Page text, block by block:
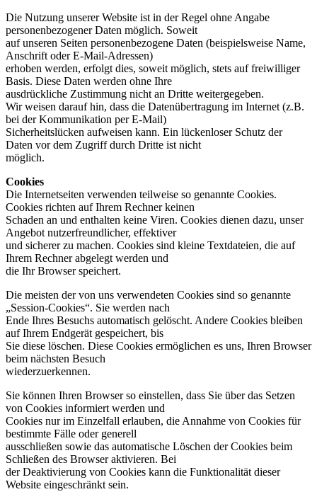
Die Nutzung unserer Website ist in der Regel ohne Angabe
personenbezogener Daten möglich. Soweit
auf unseren Seiten personenbezogene Daten (beispielsweise Name,
Anschrift oder E-Mail-Adressen)
erhoben werden, erfolgt dies, soweit möglich, stets auf freiwilliger
Basis. Diese Daten werden ohne Ihre
ausdrückliche Zustimmung nicht an Dritte weitergegeben.
Wir weisen darauf hin, dass die Datenübertragung im Internet (z.B.
bei der Kommunikation per E-Mail)
Sicherheitslücken aufweisen kann. Ein lückenloser Schutz der
Daten vor dem Zugriff durch Dritte ist nicht
möglich.
Cookies
Die Internetseiten verwenden teilweise so genannte Cookies.
Cookies richten auf Ihrem Rechner keinen
Schaden an und enthalten keine Viren. Cookies dienen dazu, unser
Angebot nutzerfreundlicher, effektiver
und sicherer zu machen. Cookies sind kleine Textdateien, die auf
Ihrem Rechner abgelegt werden und
die Ihr Browser speichert.
Die meisten der von uns verwendeten Cookies sind so genannte
„Session-Cookies“. Sie werden nach
Ende Ihres Besuchs automatisch gelöscht. Andere Cookies bleiben
auf Ihrem Endgerät gespeichert, bis
Sie diese löschen. Diese Cookies ermöglichen es uns, Ihren Browser
beim nächsten Besuch
wiederzuerkennen.
Sie können Ihren Browser so einstellen, dass Sie über das Setzen
von Cookies informiert werden und
Cookies nur im Einzelfall erlauben, die Annahme von Cookies für
bestimmte Fälle oder generell
ausschließen sowie das automatische Löschen der Cookies beim
Schließen des Browser aktivieren. Bei
der Deaktivierung von Cookies kann die Funktionalität dieser
Website eingeschränkt sein.